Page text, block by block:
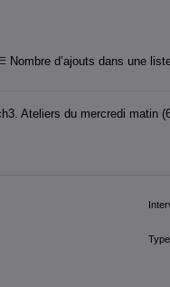
Nombre d’ajouts dans une
Ateliers du mercredi matin